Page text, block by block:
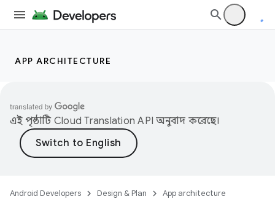
APP ARCHITECTURE
এই পৃষ্ঠাটি Cloud Translation API অনুবাদ করেছে।
Android Developers Design & Plan App architecture